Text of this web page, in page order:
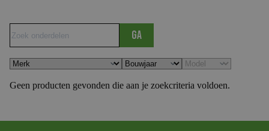
Ga
Geen producten gevonden die aan je zoekcriteria voldoen.